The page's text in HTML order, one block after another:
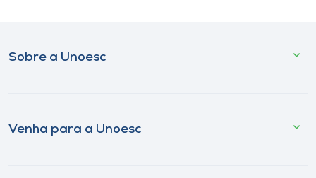
Sobre a Unoesc
Venha para a Unoesc